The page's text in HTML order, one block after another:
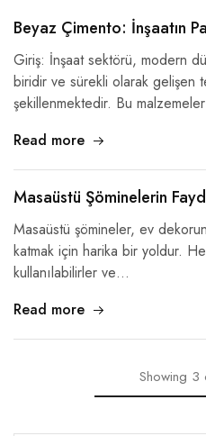
Beyaz Çimento: İnşaatın
Giriş: İnşaat sektörü, modern
biridir ve sürekli olarak gelişen
şekillenmektedir. Bu
Read more
Masaüstü Şöminelerin
Masaüstü şömineler, ev
katmak için harika bir yoldur.
kullanılabilirler ve…
Read more
Showing 3